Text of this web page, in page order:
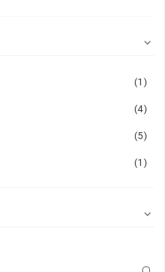

(1)
(4)
(5)
(1)
